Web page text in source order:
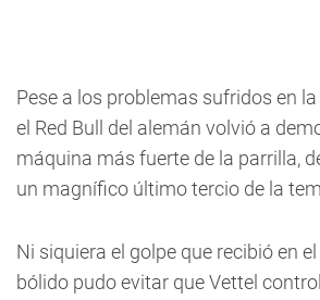
Pese a los problemas sufridos en
el Red Bull del alemán volvió a
máquina más fuerte de la parrilla,
un magnífico último tercio de la
Ni siquiera el golpe que recibió en
bólido pudo evitar que Vettel